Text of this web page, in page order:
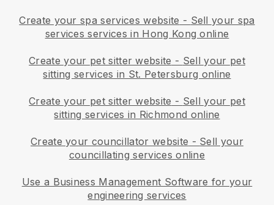
Create your spa services website - Sell your spa
services services in Hong Kong online
Create your pet sitter website - Sell your pet
sitting services in St. Petersburg online
Create your pet sitter website - Sell your pet
sitting services in Richmond online
Create your councillator website - Sell your
councillating services online
Use a Business Management Software for your
engineering services